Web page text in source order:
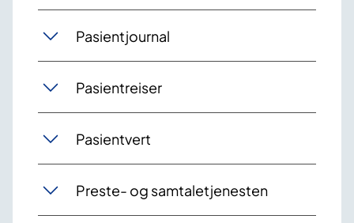
Pasientjournal
Pasientreiser
Pasientvert
Preste- og samtaletjenesten